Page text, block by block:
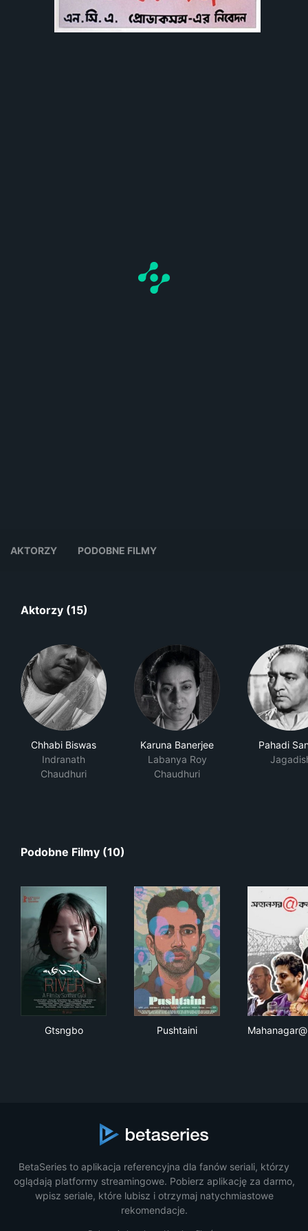
AKTORZY PODOBNE FILMY
Aktorzy (15)
Chhabi Biswas
Indranath
Chaudhuri
Karuna Banerjee
Labanya Roy
Chaudhuri
Pahadi
Podobne Filmy (10)
Gtsngbo Pushtaini
BetaSeries to aplikacja referencyjna dla fanów seriali, którzy
oglądają platformy streamingowe. Pobierz aplikację za darmo,
wpisz seriale, które lubisz i otrzymaj natychmiastowe
rekomendacje.